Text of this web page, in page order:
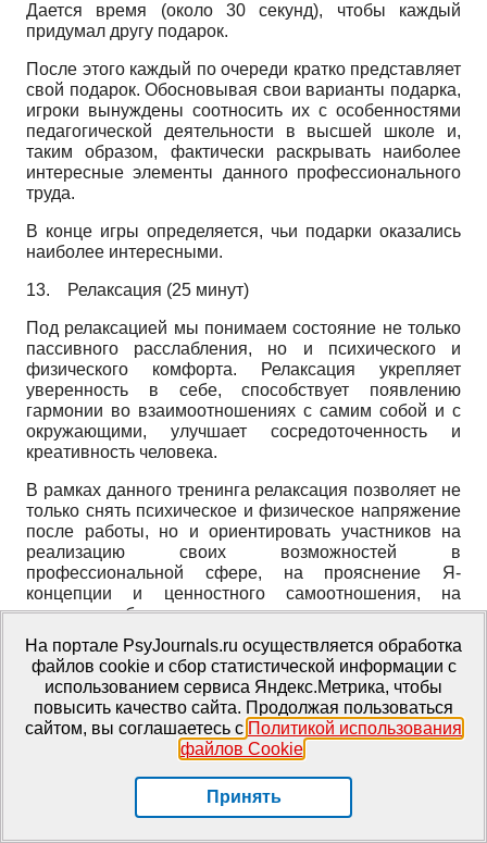
Дается время (около 30 секунд), чтобы каждый
придумал другу подарок.
После этого каждый по очереди кратко представляет
свой подарок. Обосновывая свои варианты подарка,
игроки вынуждены соотносить их с особенностями
педагогической деятельности в высшей школе и,
таким образом, фактически раскрывать наиболее
интересные элементы данного профессионального
труда.
В конце игры определяется, чьи подарки оказались
наиболее интересными.
13. Релаксация (25 минут)
Под релаксацией мы понимаем состояние не только
пассивного расслабления, но и психического и
физического комфорта. Релаксация укрепляет
уверенность в себе, способствует появлению
гармонии во взаимоотношениях с самим собой и с
окружающими, улучшает сосредоточенность и
креативность человека.
В рамках данного тренинга релаксация позволяет не
только снять психическое и физическое напряжение
после работы, но и ориентировать участников на
реализацию своих возможностей в
профессиональной сфере, на прояснение Я-
концепции и ценностного самоотношения, на
принятие себя как специалиста-педагога.
Во время релаксации участникам предлагается
мысленно закончить ряд предложений,
характеризующих конкретное определение тех или
иных ценностных представлений. К таким
предложениям можно отнести следующие: «Я — .»;
«Я умею.»; «Я хочу.»; «Я могу.»; «У меня
получается.»; «Внешне я.»; «В идеале мне хотелось
бы.»; «Для успешного осуществления
профессиональной деятельности, необходимо.» и т.
п.
На портале PsyJournals.ru осуществляется обработка
файлов cookie и сбор статистической информации с
использованием сервиса Яндекс.Метрика, чтобы
повысить качество сайта. Продолжая пользоваться
сайтом, вы соглашаетесь с Политикой использования
файлов Cookie.
Принять